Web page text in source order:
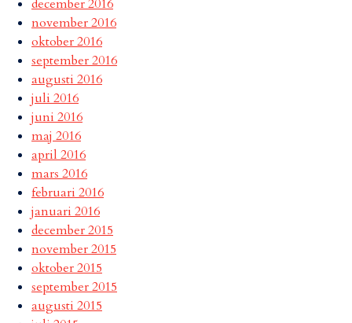
december 2016
november 2016
oktober 2016
september 2016
augusti 2016
juli 2016
juni 2016
maj 2016
april 2016
mars 2016
februari 2016
januari 2016
december 2015
november 2015
oktober 2015
september 2015
augusti 2015